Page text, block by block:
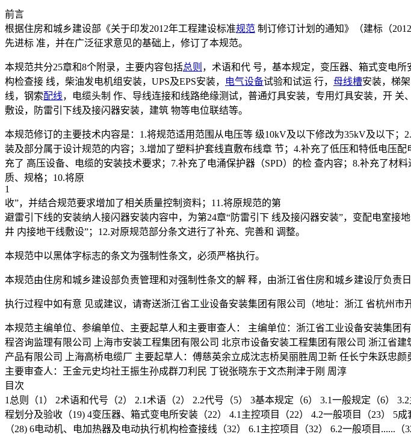
前言
根据住房和城乡建设部《关于印发2012年工程建设标准规范 制订修订计划的通知》（建标（
先进标 准，并在广泛征求意见的基础上，修订了本规范。
本规范共分25章和8个附录，主要内容包括总则 ，术语和代 号，基本规定，变压器、箱式变电
构检查接 线，柴油发电机组安装，UPS及EPS安装，
电气设备试验和试运 行， 母线槽安装，梯
线，钢索配线，电缆头制 作、导线连接和线路绝缘测试，普通灯具安装，专用灯具安装，开 关
敷设，防雷引下线及接闪器安装，建筑 物等电位联结等。
本规范修订的主要技术内容是：1.将规范适用范围从电压等 级10kV及以下修改为35kV及以下
装及部分属于设计规范的内容；3.增加了塑料护套线直敷布线章 节；4.补充了低压和特低电压
充了 高压设备、电缆的安装技术要求；7.补充了电涌保护器（SPD）的检 查内容；8.补充了
质、规格；10.将原
1
收”，并结合规范要求增加了相关质量控制资料；11.将原规范的第
避雷引下线的安装纳人接闪器安装内容中，为第24章“防雷引下 线及接闪器安装”，变配电室
井 内接地干线敷设”；12.对原规范部分条文进行了补充、完善和 调整。
本规范中以黑体字标志的条文为强制性条文，必须严格执行。
本规范由住房和城乡建设部负责管理和对强制性条文的解 释，由浙江省住房和城乡建设厅负责
执行过程中如有意 见或建议，请寄送浙江省工业设备安装集团有限公司（地址：浙江 省杭州市
本规范主编单位、参编单位、主要起草人和主要审查人： 主编单位：浙江省工业设备安装集
程咨询监理有限公司 上海市安装工程集团有限公司 北京市设备安装工程集团有限公司 浙江省
产品有限公司 上海高桥电缆厂 主要起草人：傅慈英余立成沈志桥吴丽胜周卫新 任长宁朱跃忠
主要审查人：王金元史均社王振生孙成群刀利民 丁锐张晓东于文杰荆津于刚 周淳
目次
1总则（1） 2术语和代号（2） 2.1术语（2） 2.2代号（5） 3基本规定（6） 3.1一般规定（6）
程划分及验收（19) 4变压器、箱式变电所安装（22） 4.1主控项目（22） 4.2一般项目（23） 5
（28) 6电动机、电加热器及电动执行机构检查接线（32） 6.1主控项目（32） 6.2一般项目......